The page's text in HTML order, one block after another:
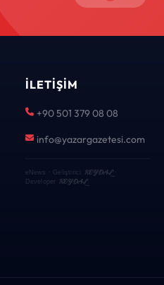
İLETIŞIM
+90 501 379 08 08
info@yazargazetesi.com
eNews · Geliştirici KEYDAL·
Developer KEYDAL